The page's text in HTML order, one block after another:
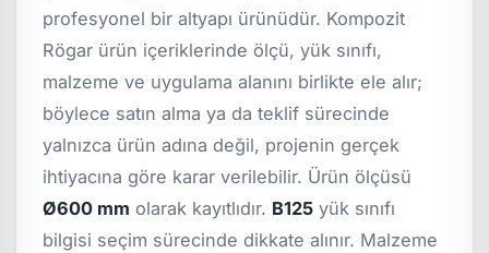
profesyonel bir altyapı ürünüdür. Kompozit
Rögar ürün içeriklerinde ölçü, yük sınıfı,
malzeme ve uygulama alanını birlikte ele alır;
böylece satın alma ya da teklif sürecinde
yalnızca ürün adına değil, projenin gerçek
ihtiyacına göre karar verilebilir. Ürün ölçüsü
Ø600 mm olarak kayıtlıdır. B125 yük sınıfı
bilgisi seçim sürecinde dikkate alınır. Malzeme